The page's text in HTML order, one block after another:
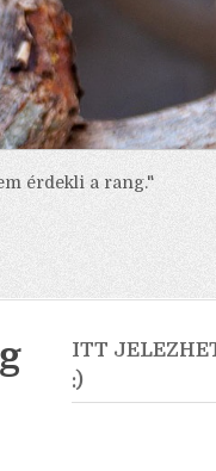
érdekli a rang."
ITT
:)